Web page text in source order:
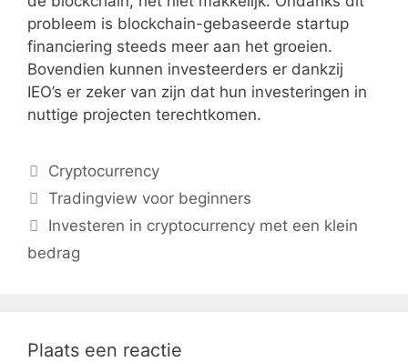
probleem is blockchain-gebaseerde startup
financiering steeds meer aan het groeien.
Bovendien kunnen investeerders er dankzij
IEO’s er zeker van zijn dat hun investeringen in
nuttige projecten terechtkomen.
Categorieën
Cryptocurrency
Tradingview voor beginners
Investeren in cryptocurrency met een klein
bedrag
Plaats een reactie